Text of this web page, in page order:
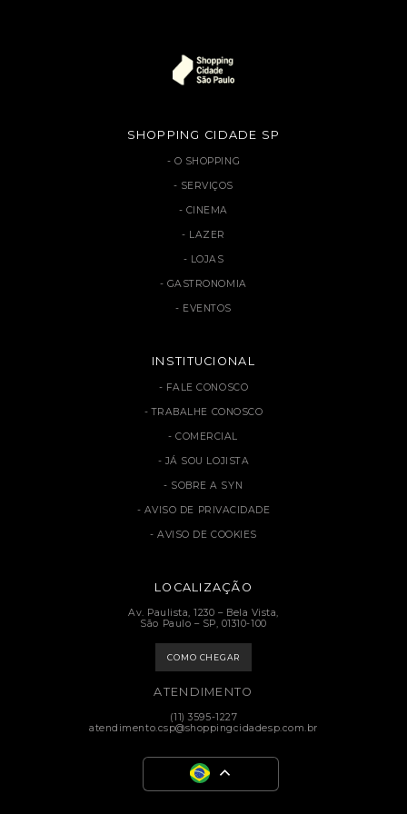
SHOPPING CIDADE SP
O SHOPPING
SERVIÇOS
CINEMA
LAZER
LOJAS
GASTRONOMIA
EVENTOS
INSTITUCIONAL
FALE CONOSCO
TRABALHE CONOSCO
COMERCIAL
JÁ SOU LOJISTA
SOBRE A SYN
AVISO DE PRIVACIDADE
AVISO DE COOKIES
LOCALIZAÇÃO
Av. Paulista, 1230 – Bela Vista,
São Paulo – SP, 01310-100
COMO CHEGAR
ATENDIMENTO
(11) 3595-1227
atendimento.csp@shoppingcidadesp.com.br